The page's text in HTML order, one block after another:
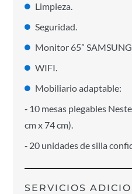
Limpieza.
Seguridad.
Monitor 65”
WIFI.
Mobiliario adaptable:
‐ 10 mesas plegables
cm x 74 cm).
‐ 20 unidades de silla
SERVICIOS